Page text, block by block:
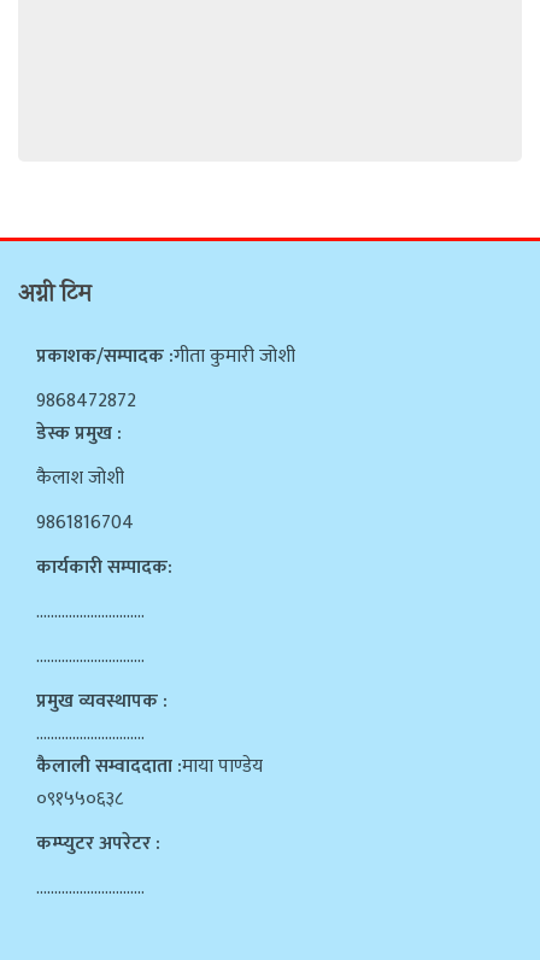
अग्नी टिम
प्रकाशक/सम्पादक :गीता कुमारी जोशी
9868472872
डेस्क प्रमुख :
कैलाश जोशी
9861816704
कार्यकारी सम्पादक:
…………………………
…………………………
प्रमुख व्यवस्थापक :
…………………………
कैलाली सम्वाददाता :माया पाण्डेय
०९१५५०६३८
कम्प्युटर अपरेटर :
…………………………